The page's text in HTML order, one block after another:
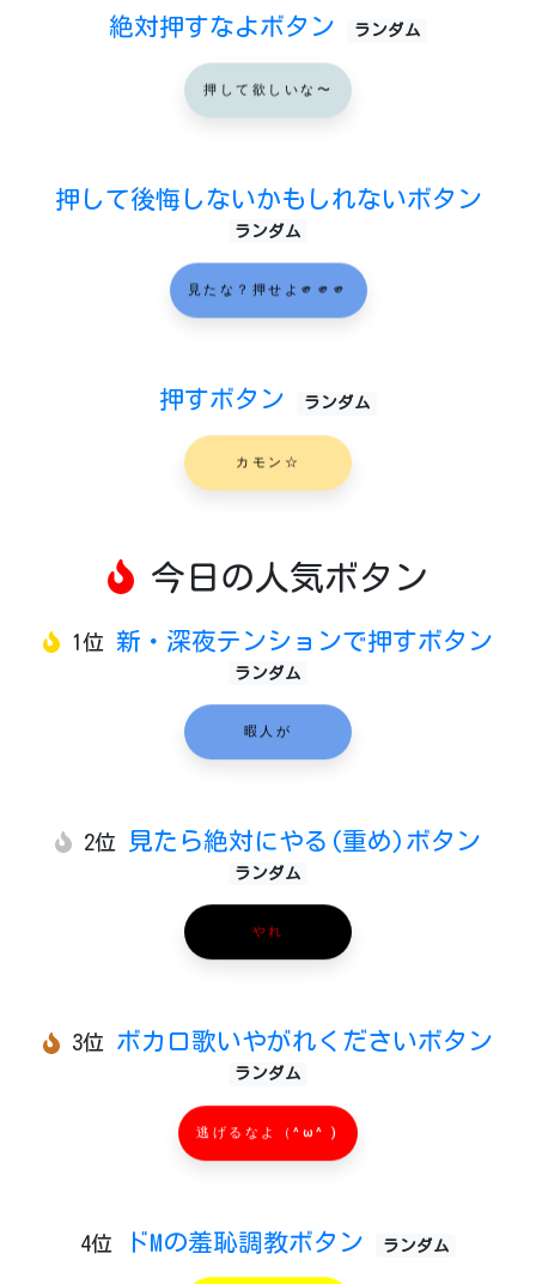
絶対押すなよボタン ランダム
押して欲しいな〜
押して後悔しないかもしれないボタン
ランダム
見たな？押せよ🫵🫵🫵
押すボタン ランダム
カモン☆
今日の人気ボタン
1位 新・深夜テンションで押すボタン
ランダム
暇人が
2位 見たら絶対にやる(重め)ボタン
ランダム
やれ
3位 ボカロ歌いやがれくださいボタン
ランダム
逃げるなよ（^ω^ )
4位 ドMの羞恥調教ボタン ランダム